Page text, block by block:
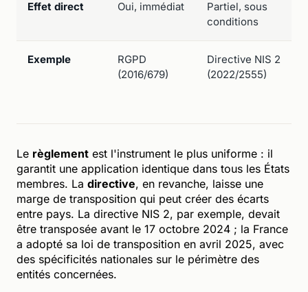
Effet direct Oui, immédiat
Partiel, sous
conditions
Exemple
RGPD
(2016/679)
Directive NIS 2
(2022/2555)
Le règlement est l'instrument le plus uniforme : il
garantit une application identique dans tous les États
membres. La directive, en revanche, laisse une
marge de transposition qui peut créer des écarts
entre pays. La directive NIS 2, par exemple, devait
être transposée avant le 17 octobre 2024 ; la France
a adopté sa loi de transposition en avril 2025, avec
des spécificités nationales sur le périmètre des
entités concernées.